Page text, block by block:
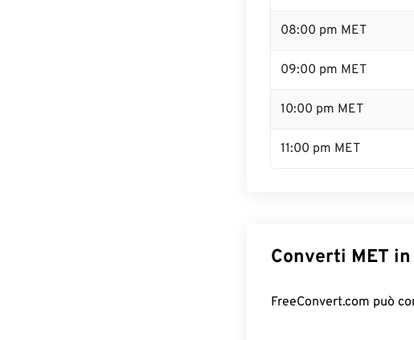
08:00 pm MET
09:00 pm MET
10:00 pm MET
11:00 pm MET
Converti MET
FreeConvert.com può